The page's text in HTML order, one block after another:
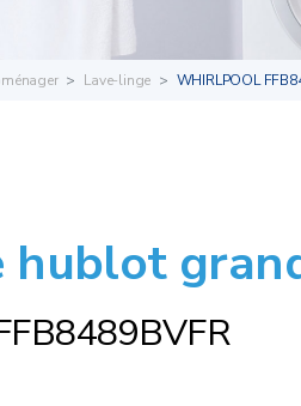
Lave-linge WHIRLPOOL
hublot